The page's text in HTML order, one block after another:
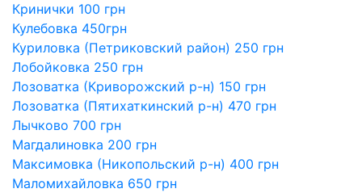
Кринички 100 грн
Кулебовка 450грн
Куриловка (Петриковский район) 250 грн
Лобойковка 250 грн
Лозоватка (Криворожский р-н) 150 грн
Лозоватка (Пятихаткинский р-н) 470 грн
Лычково 700 грн
Магдалиновка 200 грн
Максимовка (Никопольский р-н) 400 грн
Маломихайловка 650 грн